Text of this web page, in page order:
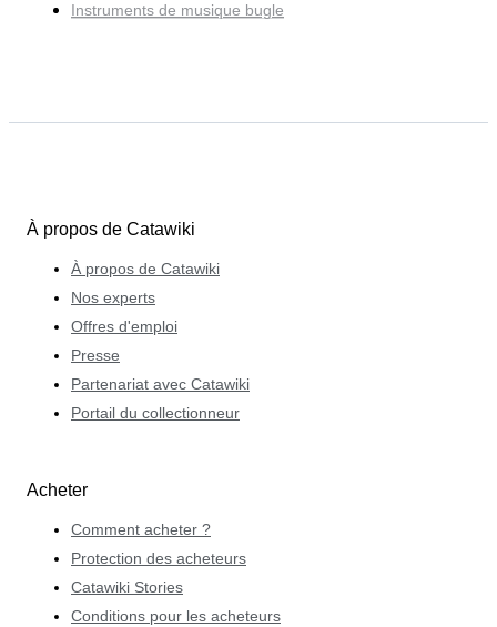
Instruments de musique bugle
À propos de Catawiki
À propos de Catawiki
Nos experts
Offres d'emploi
Presse
Partenariat avec Catawiki
Portail du collectionneur
Acheter
Comment acheter ?
Protection des acheteurs
Catawiki Stories
Conditions pour les acheteurs